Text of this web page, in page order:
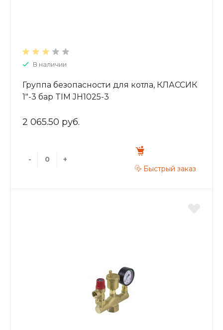
В наличии
Группа безопасности для котла, КЛАССИК
1"-3 бар TIM JH1025-3
2 065.50 руб.
-
+
Быстрый заказ